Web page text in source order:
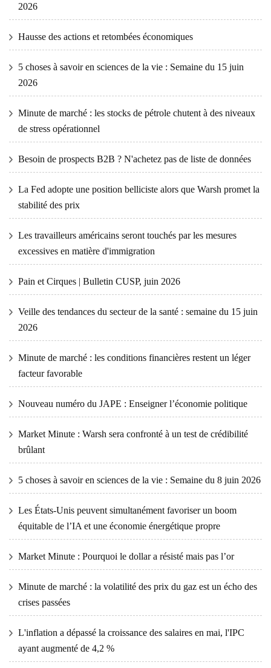
2026
Hausse des actions et retombées économiques
5 choses à savoir en sciences de la vie : Semaine du 15 juin
2026
Minute de marché : les stocks de pétrole chutent à des niveaux
de stress opérationnel
Besoin de prospects B2B ? N'achetez pas de liste de données
La Fed adopte une position belliciste alors que Warsh promet la
stabilité des prix
Les travailleurs américains seront touchés par les mesures
excessives en matière d'immigration
Pain et Cirques | Bulletin CUSP, juin 2026
Veille des tendances du secteur de la santé : semaine du 15 juin
2026
Minute de marché : les conditions financières restent un léger
facteur favorable
Nouveau numéro du JAPE : Enseigner l’économie politique
Market Minute : Warsh sera confronté à un test de crédibilité
brûlant
5 choses à savoir en sciences de la vie : Semaine du 8 juin 2026
Les États-Unis peuvent simultanément favoriser un boom
équitable de l’IA et une économie énergétique propre
Market Minute : Pourquoi le dollar a résisté mais pas l’or
Minute de marché : la volatilité des prix du gaz est un écho des
crises passées
L'inflation a dépassé la croissance des salaires en mai, l'IPC
ayant augmenté de 4,2 %